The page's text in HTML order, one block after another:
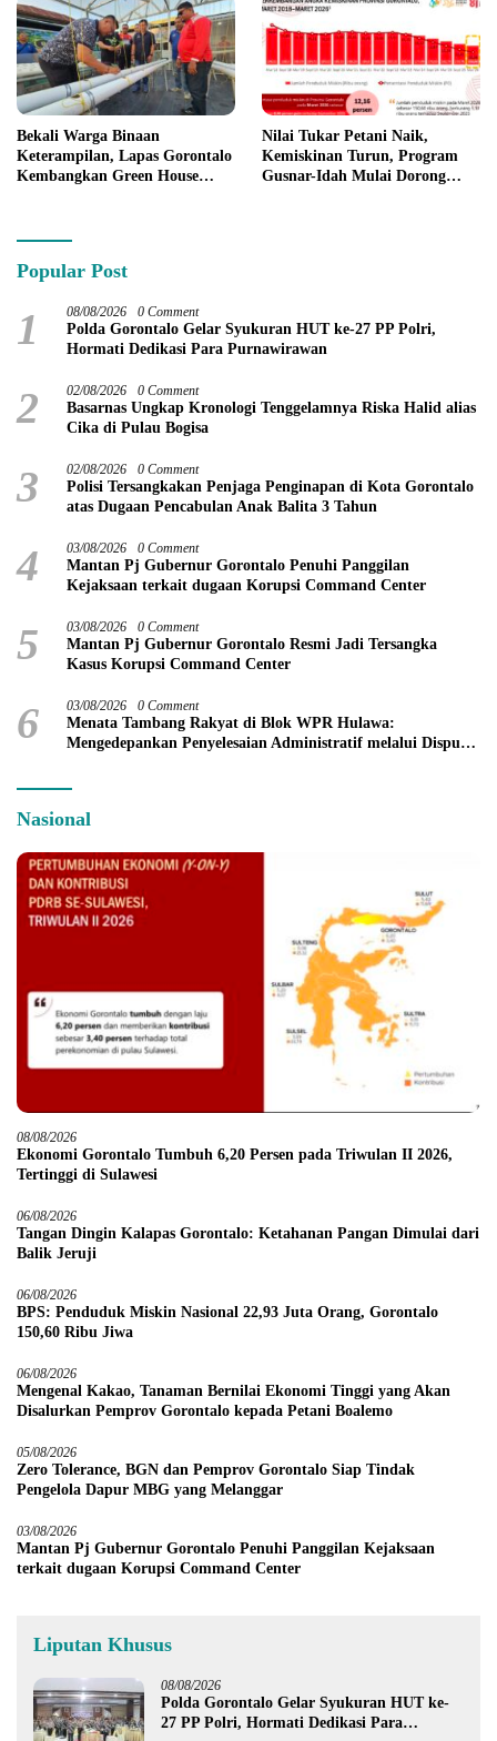
Bekali Warga Binaan
Keterampilan, Lapas Gorontalo
Kembangkan Green House
Nilai Tukar Petani Naik,
Kemiskinan Turun, Program
Gusnar-Idah Mulai Dorong
Popular Post
1 08/08/2026 0 Comment
Polda Gorontalo Gelar Syukuran HUT ke-27 PP Polri,
Hormati Dedikasi Para Purnawirawan
2 02/08/2026 0 Comment
Basarnas Ungkap Kronologi Tenggelamnya Riska Halid alias
Cika di Pulau Bogisa
3 02/08/2026 0 Comment
Polisi Tersangkakan Penjaga Penginapan di Kota Gorontalo
atas Dugaan Pencabulan Anak Balita 3 Tahun
4 03/08/2026 0 Comment
Mantan Pj Gubernur Gorontalo Penuhi Panggilan
Kejaksaan terkait dugaan Korupsi Command Center
5 03/08/2026 0 Comment
Mantan Pj Gubernur Gorontalo Resmi Jadi Tersangka
Kasus Korupsi Command Center
6 03/08/2026 0 Comment
Menata Tambang Rakyat di Blok WPR Hulawa:
Mengedepankan Penyelesaian Administratif melalui Dispute
Nasional
08/08/2026
Ekonomi Gorontalo Tumbuh 6,20 Persen pada Triwulan II 2026,
Tertinggi di Sulawesi
06/08/2026
Tangan Dingin Kalapas Gorontalo: Ketahanan Pangan Dimulai dari
Balik Jeruji
06/08/2026
BPS: Penduduk Miskin Nasional 22,93 Juta Orang, Gorontalo
150,60 Ribu Jiwa
06/08/2026
Mengenal Kakao, Tanaman Bernilai Ekonomi Tinggi yang Akan
Disalurkan Pemprov Gorontalo kepada Petani Boalemo
05/08/2026
Zero Tolerance, BGN dan Pemprov Gorontalo Siap Tindak
Pengelola Dapur MBG yang Melanggar
03/08/2026
Mantan Pj Gubernur Gorontalo Penuhi Panggilan Kejaksaan
terkait dugaan Korupsi Command Center
Liputan Khusus
08/08/2026
Polda Gorontalo Gelar Syukuran HUT ke-
27 PP Polri, Hormati Dedikasi Para